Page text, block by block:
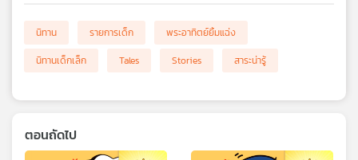
นิทาน รายการเด็ก
พระอาทิตย์ยิ้มแฉ่ง
นิทานเด็กเล็ก
Tales Stories สาระน่ารู้
ตอนถัดไป